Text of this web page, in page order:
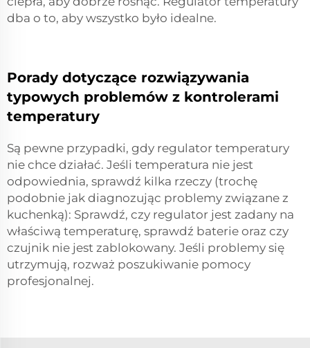
dba o to, aby wszystko było idealne.
Porady dotyczące rozwiązywania
typowych problemów z kontrolerami
temperatury
Są pewne przypadki, gdy regulator temperatury
nie chce działać. Jeśli temperatura nie jest
odpowiednia, sprawdź kilka rzeczy (trochę
podobnie jak diagnozując problemy związane z
kuchenką): Sprawdź, czy regulator jest zadany na
właściwą temperaturę, sprawdź baterie oraz czy
czujnik nie jest zablokowany. Jeśli problemy się
utrzymują, rozważ poszukiwanie pomocy
profesjonalnej.